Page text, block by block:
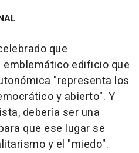
que
edificio que
"representa los
y abierto". Y
debería ser una
que ese lugar se
y el "miedo".